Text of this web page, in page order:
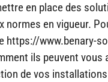
en place des
normes en vigueur.
https://www.benary-
ils peuvent vous
de vos